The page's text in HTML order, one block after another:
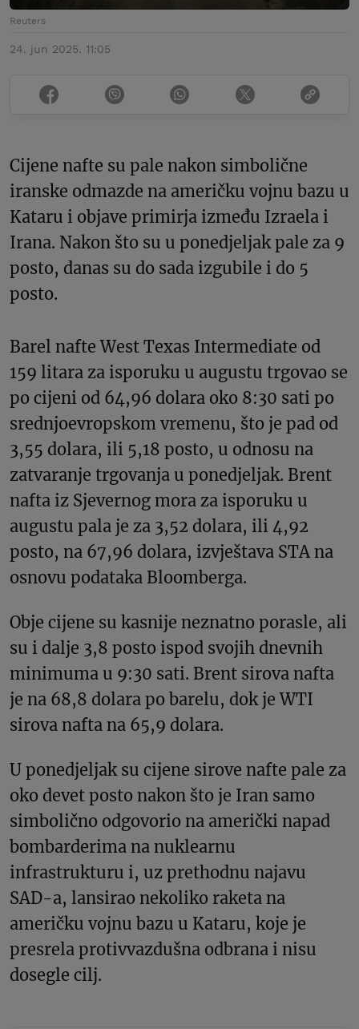
Reuters
24. jun 2025. 11:05
Cijene nafte su pale nakon simbolične
iranske odmazde na američku vojnu bazu u
Kataru i objave primirja između Izraela i
Irana. Nakon što su u ponedjeljak pale za 9
posto, danas su do sada izgubile i do 5
posto.
Barel nafte West Texas Intermediate od
159 litara za isporuku u augustu trgovao se
po cijeni od 64,96 dolara oko 8:30 sati po
srednjoevropskom vremenu, što je pad od
3,55 dolara, ili 5,18 posto, u odnosu na
zatvaranje trgovanja u ponedjeljak. Brent
nafta iz Sjevernog mora za isporuku u
augustu pala je za 3,52 dolara, ili 4,92
posto, na 67,96 dolara, izvještava STA na
osnovu podataka Bloomberga.
Obje cijene su kasnije neznatno porasle, ali
su i dalje 3,8 posto ispod svojih dnevnih
minimuma u 9:30 sati. Brent sirova nafta
je na 68,8 dolara po barelu, dok je WTI
sirova nafta na 65,9 dolara.
U ponedjeljak su cijene sirove nafte pale za
oko devet posto nakon što je Iran samo
simbolično odgovorio na američki napad
bombarderima na nuklearnu
infrastrukturu i, uz prethodnu najavu
SAD-a, lansirao nekoliko raketa na
američku vojnu bazu u Kataru, koje je
presrela protivvazdušna odbrana i nisu
dosegle cilj.